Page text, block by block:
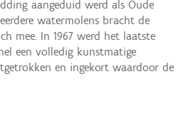
aangeduid werd als Oude
watermolens bracht de
mee. In 1967 werd het laatste
een volledig kunstmatige
en ingekort waardoor de